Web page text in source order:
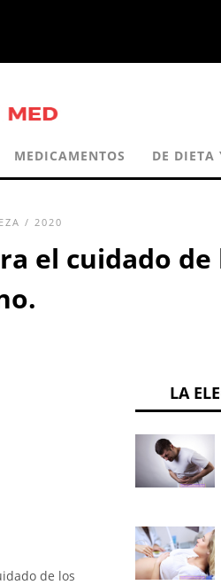
MEDICAMENTOS DE DIETA
/ 2020
el cuidado de
de los
LA